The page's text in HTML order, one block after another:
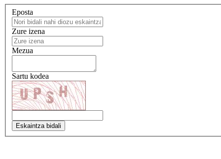
Eposta
Zure izena
Mezua
Sartu kodea